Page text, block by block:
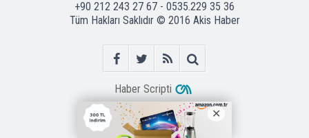
+90 212 243 27 67 - 0535.229 35 36
Tüm Hakları Saklıdır © 2016 Akis Haber
Haber Scripti